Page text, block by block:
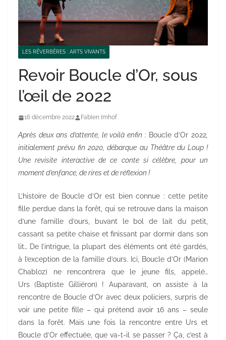
LES RÉVERBÈRES : ARTS VIVANTS
Revoir Boucle d’Or, sous
l’œil de 2022
16 décembre 2022 Fabien Imhof
Après deux ans d’attente, le voilà enfin : Boucle d’Or 2022
initialement prévu fin 2020, débarque au Théâtre du Loup !
Une revisite interactive de ce conte si célèbre, pour un
moment d’enfance, de rires et de réflexion !
L’histoire de Boucle d’Or est bien connue : cette petite
fille perdue dans la forêt, qui se retrouve dans la maison
d’une famille d’ours, buvant le bol de lait du petit,
cassant sa petite chaise et finissant par dormir dans son
lit… De l’intrigue, la plupart des éléments ont été gardés,
à l’exception de la famille d’ours. Ici, Boucle d’Or (Marion
Chabloz) ne rencontrera que le jeune fils, appelé…
Urs (Baptiste Gilliéron) ! Auparavant, on assiste à la
rencontre de Boucle d’Or avec deux policiers, surpris de
voir une petite fille – qui prétend avoir 16 ans – seule
dans la forêt. Mais une fois la rencontre entre Urs et
Boucle d’Or effectuée, que va-t-il se passer ? Ça, c’est à